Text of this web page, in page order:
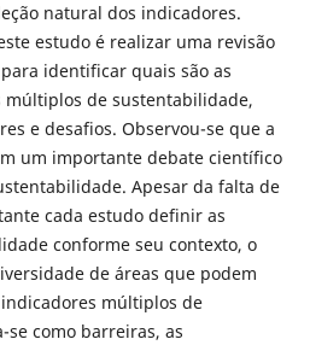
natural dos indicadores.
estudo é realizar uma revisão
identificar quais são as
de sustentabilidade,
e desafios. Observou-se que a
um importante debate científico
Apesar da falta de
cada estudo definir as
conforme seu contexto, o
de áreas que podem
múltiplos de
como barreiras, as